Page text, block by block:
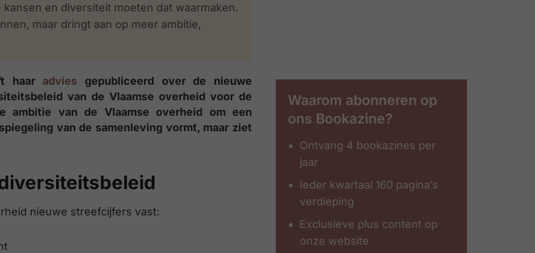
en diversiteit moeten dat waarmaken.
maar dringt aan op meer ambitie,
haar advies gepubliceerd over de nieuwe
van de Vlaamse overheid voor de
ambitie van de Vlaamse overheid om een
van de samenleving vormt, maar ziet
nieuwe streefcijfers vast:
Waarom abonneren op
ons Bookazine?
Ontvang 4 bookazines per
jaar
Ieder kwartaal 160 pagina’s
verdieping
Exclusieve plus content op
onze website